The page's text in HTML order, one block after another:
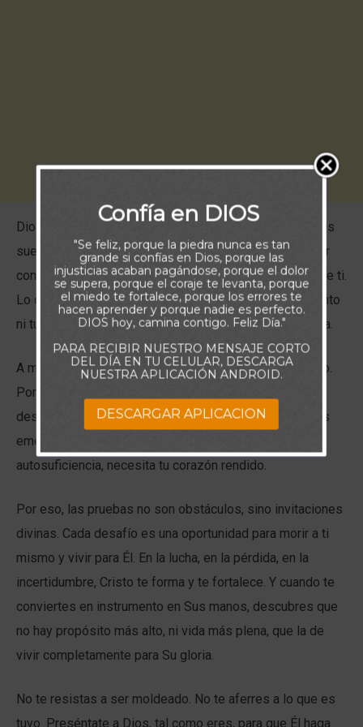
Dios no te llama a servirle para que cumplas tus propios
sueños o brilles ante los demás. Te llama a rendirte por
completo, a diario, para que Él pueda obrar por medio de ti.
Lo que verdaderamente transforma vidas no es tu talento
ni tu esfuerzo, sino Su poder manifestado en tu entrega.
A menudo, ese poder se revela en medio del quebranto.
Porque cuando tus planes se quiebran, tu orgullo se
desvanece, y tus fuerzas humanas se agotan, entonces
emerge la verdadera vida en Cristo. Él no necesita tu
autosuficiencia, necesita tu corazón rendido.
Por eso, las pruebas no son obstáculos, sino invitaciones
divinas. Cada desafío es una oportunidad para morir a ti
mismo y vivir para Él. En la lucha, en la pérdida, en la
incertidumbre, Cristo te forma y te fortalece. Y cuando te
conviertes en instrumento en Sus manos, descubres que
no hay propósito más alto, ni vida más plena, que la de
vivir completamente para Su gloria.
No te resistas a ser moldeado. No te aferres a lo que es
tuyo. Preséntate a Dios, tal como eres, para que Él haga
Confía en DIOS
"Se feliz, porque la piedra nunca es tan
grande si confías en Dios, porque las
injusticias acaban pagándose, porque el dolor
se supera, porque el coraje te levanta, porque
el miedo te fortalece, porque los errores te
hacen aprender y porque nadie es perfecto.
DIOS hoy, camina contigo. Feliz Día."
PARA RECIBIR NUESTRO MENSAJE CORTO
DEL DÍA EN TU CELULAR, DESCARGA
NUESTRA APLICACIÓN ANDROID.
DESCARGAR APLICACION